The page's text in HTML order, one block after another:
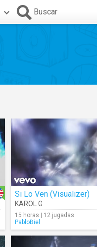
Buscar
Si Lo Ven (Visualizer)
KAROL G
15 horas | 12 jugadas
PabloBiel